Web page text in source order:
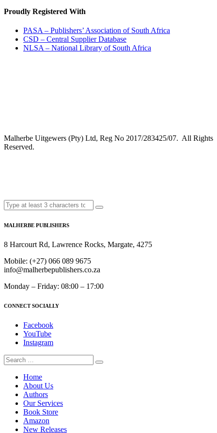
Proudly Registered With
PASA – Publishers’ Association of South Africa
CSD – Central Supplier Database
NLSA – National Library of South Africa
Malherbe Uitgewers (Pty) Ltd, Reg No 2017/283425/07. All Rights
Reserved.
MALHERBE PUBLISHERS
8 Harcourt Rd, Lawrence Rocks, Margate, 4275
Mobile: (+27) 066 089 9675
info@malherbepublishers.co.za
Monday – Friday: 08:00 – 17:00
CONNECT SOCIALLY
Facebook
YouTube
Instagram
Home
About Us
Authors
Our Services
Book Store
Amazon
New Releases